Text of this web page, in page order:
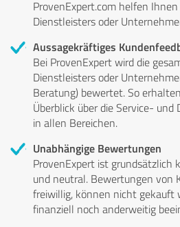
ProvenExpert.com helfen
Dienstleisters oder
Aussagekräftiges
Bei ProvenExpert wird die
Dienstleisters oder
Beratung) bewertet. So
Überblick über die Service-
in allen Bereichen.
Unabhängige Bewertungen
ProvenExpert ist grundsätzlich
und neutral. Bewertungen von
freiwillig, können nicht gekauft
finanziell noch anderweitig